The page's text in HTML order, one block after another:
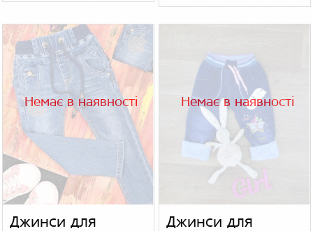
Немає в наявності
Джинси для
Немає в наявності
Джинси для